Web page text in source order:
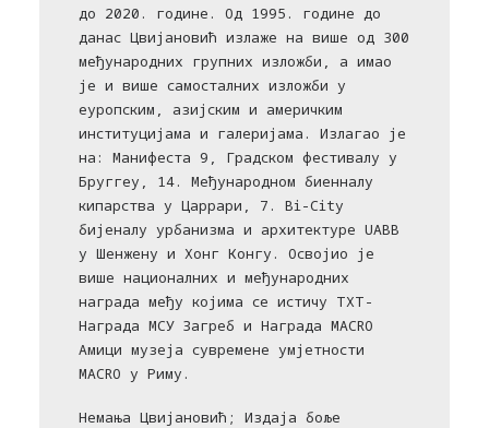
до 2020. године. Од 1995. године до
данас Цвијановић излаже на више од 300
међународних групних изложби, а имао
је и више самосталних изложби у
еуропским, азијским и америчким
институцијама и галеријама. Излагао је
на: Манифеста 9, Градском фестивалу у
Бруггеу, 14. Међународном биенналу
кипарства у Царрари, 7. Bi-City
бијеналу урбанизма и архитектуре UABB
у Шенжену и Хонг Конгу. Освојио је
више националних и међународних
награда међу којима се истичу ТХТ-
Награда МСУ Загреб и Награда MACRO
Амици музеја сувремене умјетности
MACRO у Риму.
Немања Цвијановић; Издаја боље